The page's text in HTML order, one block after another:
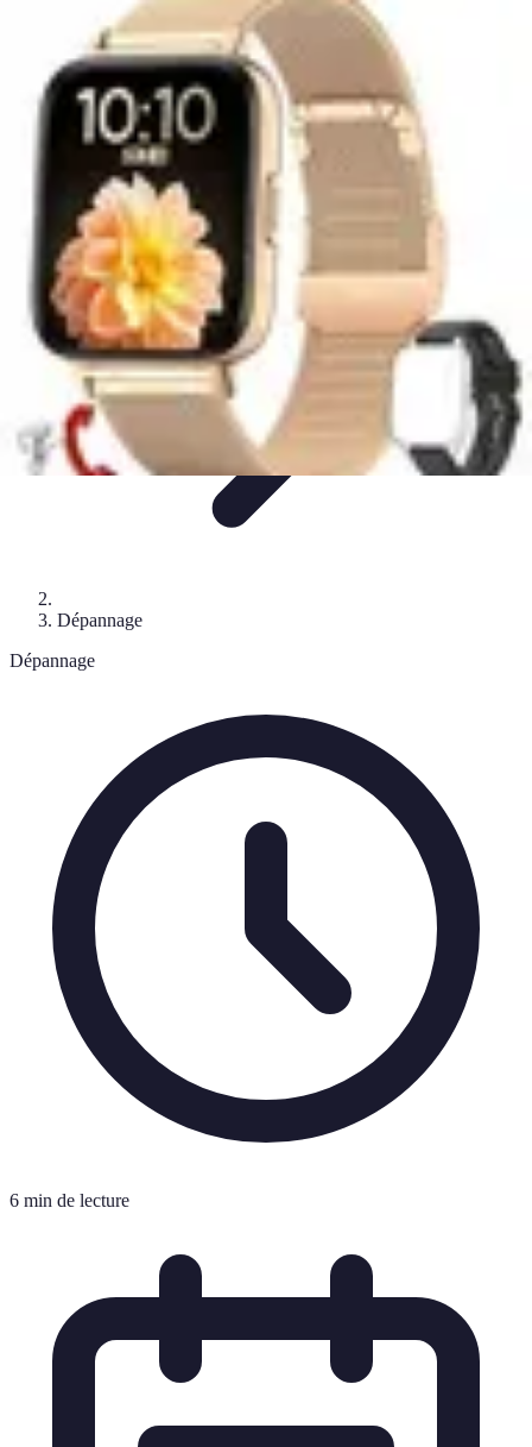
Connexion Rapide
Astuces et Conseils OptimisationOptimisation de
ConnexionTechnologieApplications
Connexion Rapide
Dépannage
Dépannage
6 min de lecture